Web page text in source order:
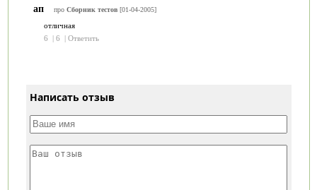
ап про Сборник тестов [01-04-2005]
отличная
6
| 6 | Ответить
Написать отзыв